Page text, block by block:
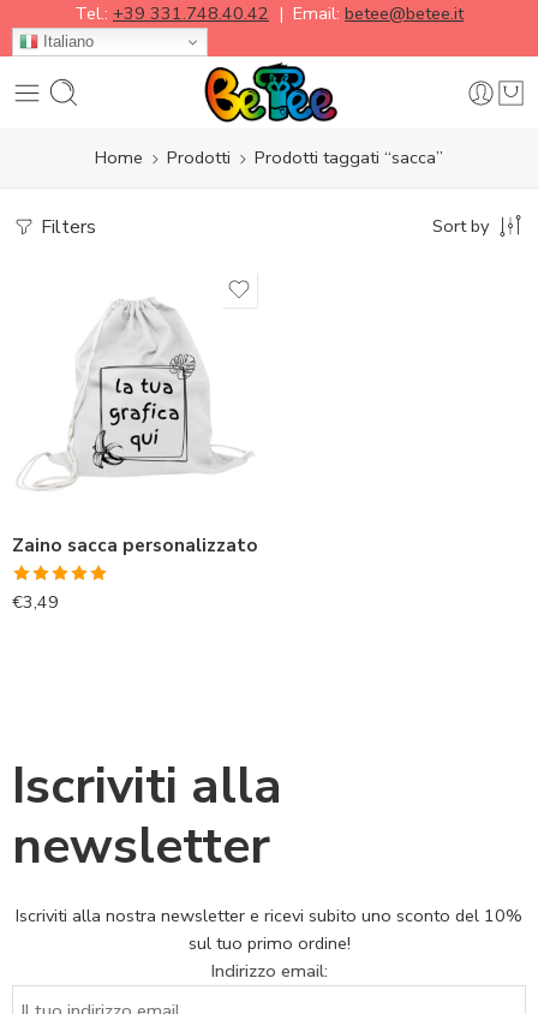
Tel.: +39 331.748.40.42 | Email: betee@betee.it
Italiano
Home Prodotti Prodotti taggati “sacca”
Filters Sort by
Zaino sacca personalizzato
Valutato
€3,49
Iscriviti alla
newsletter
Iscriviti alla nostra newsletter e ricevi subito uno sconto del 10%
sul tuo primo ordine!
Indirizzo email: